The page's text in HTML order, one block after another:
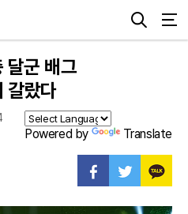
달군 배그
갈랐다
Powered by Translate